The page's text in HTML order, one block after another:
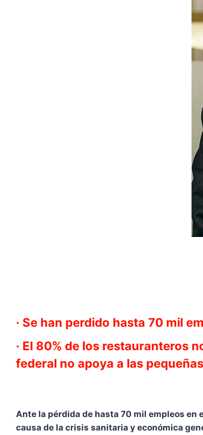
· Se han perdido hasta 70 mil
· El 80% de los restauranteros
federal no apoya a las
Ante la pérdida de hasta 70 mil empleos en
causa de la crisis sanitaria y económica